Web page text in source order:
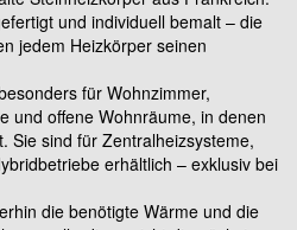
und individuell bemalt – die
jedem Heizkörper seinen
für Wohnzimmer,
und offene Wohnräume, in denen
Sie sind für Zentralheizsysteme,
erhältlich – exklusiv bei
die benötigte Wärme und die